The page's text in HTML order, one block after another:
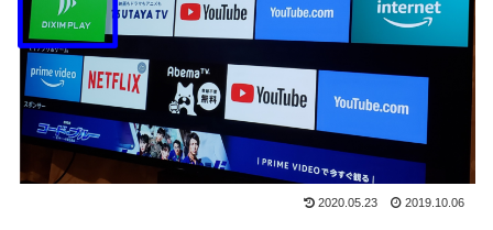
2020.05.23 2019.10.06